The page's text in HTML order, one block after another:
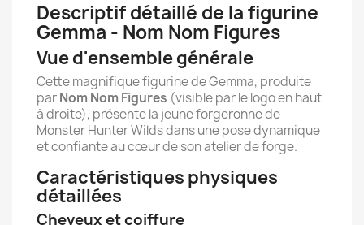
Descriptif détaillé de la figurine
Gemma - Nom Nom Figures
Vue d'ensemble générale
Cette magnifique figurine de Gemma, produite
parNom Nom Figures (visible par le logo en haut
à droite), présente la jeune forgeronne de
Monster Hunter Wilds dans une pose dynamique
et confiante au cœur de son atelier de forge.
Caractéristiques physiques
détaillées
Cheveux et coiffure